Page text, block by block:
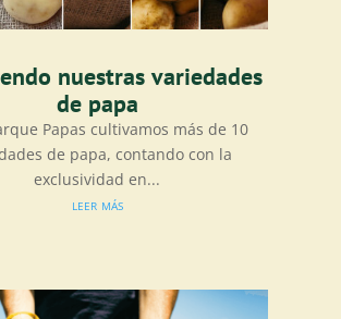
nuestras variedades
de papa
Papas cultivamos más de 10
de papa, contando con la
exclusividad en...
leer más